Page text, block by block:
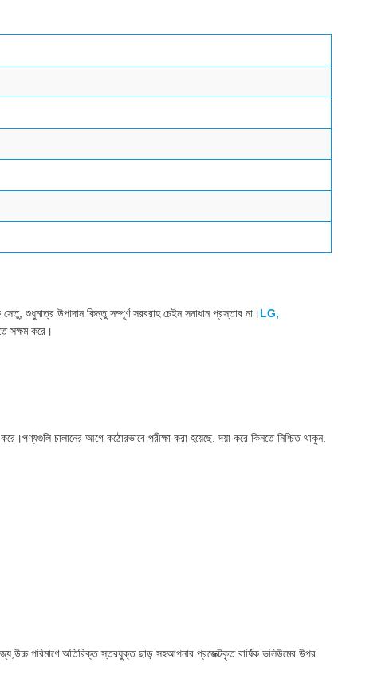
সেতু, শুধুমাত্র উপাদান কিন্তু সম্পূর্ণ সরবরাহ চেইন সমাধান প্রস্তাব না।LG,
সক্ষম করে।
চালানের আগে কঠোরভাবে পরীক্ষা করা হয়েছে. দয়া করে কিনতে নিশ্চিত থাকুন.
পরিমাণে অতিরিক্ত স্তরযুক্ত ছাড় সহআপনার প্রজেক্টকৃত বার্ষিক ভলিউমের উপর